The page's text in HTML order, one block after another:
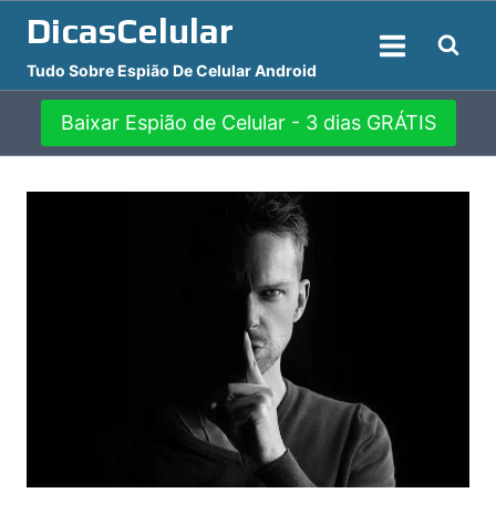
para
Conteúdo
DicasCelular
Tudo Sobre Espião De Celular Android
Baixar Espião de Celular - 3 dias GRÁTIS